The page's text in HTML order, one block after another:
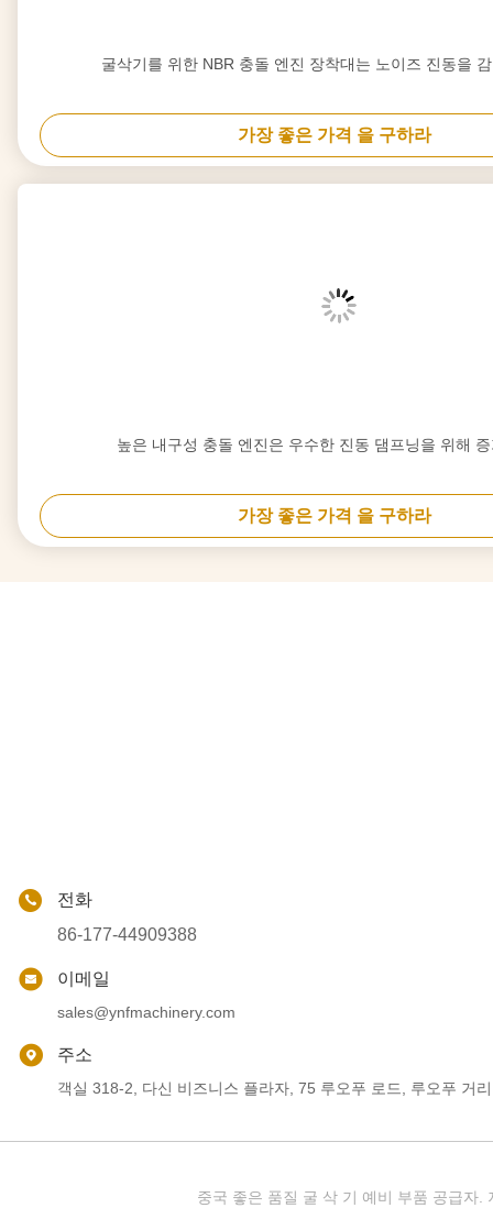
굴삭기를 위한 NBR 충돌 엔진 장착대는 노이즈 진동을
가장 좋은 가격 을 구하라
높은 내구성 충돌 엔진은 우수한 진동 댐프닝을 위해
가장 좋은 가격 을 구하라
전화
86-177-44909388
이메일
sales@ynfmachinery.com
주소
객실 318-2, 다신 비즈니스 플라자, 75 루오푸 로드, 루오푸 거
중국 좋은 품질 굴 삭 기 예비 부품 공급자